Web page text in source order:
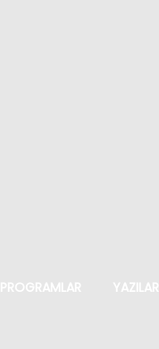
PROGRAMLAR YAZILAR